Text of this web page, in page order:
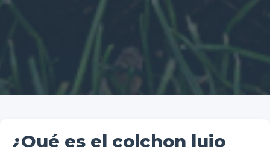
¿Qué es el colchon lujo